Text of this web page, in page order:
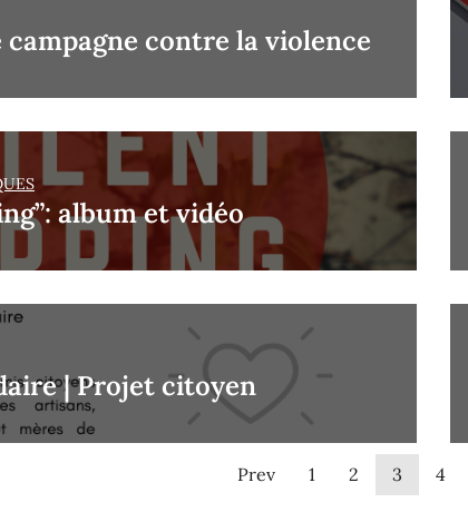
campagne contre la violence
album et vidéo
| Projet citoyen
Prev 1 2 3 4